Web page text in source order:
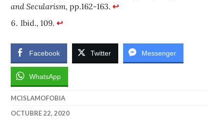
and Secularism,pp.162-163.↩
Ibid., 109.↩
Facebook Twitter Messenger
WhatsApp
MCISLAMOFOBIA
OCTUBRE 22, 2020